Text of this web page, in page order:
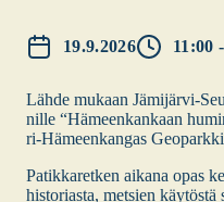
19.9.2026 11:00
Läh­de mukaan Jämi­­jär­­vi-
nil­le “Hämeen­kan­kaan
ri-Hämeen­­kan­­gas
Patik­ka­ret­ken aika­na opas
his­to­rias­ta, met­sien